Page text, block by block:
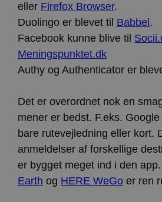
eller Firefox Browser.
Duolingo er blevet til Babbel .
Facebook kunne blive til
Meningspunktet.dk
Authy og Authenticator er
Det er overordnet nok en
mener er bedst. F.eks.
bare rutevejledning eller kort.
anmeldelser af forskellige
er bygget meget ind i den
Earth og HERE WeGo er ren
Navn
ct_screen_info
apbct_page_hits
apbct_visible_fields
ct_fkp_timestamp
apbct_session_current_page
ct_checked_emails
apbct_existing_visitor